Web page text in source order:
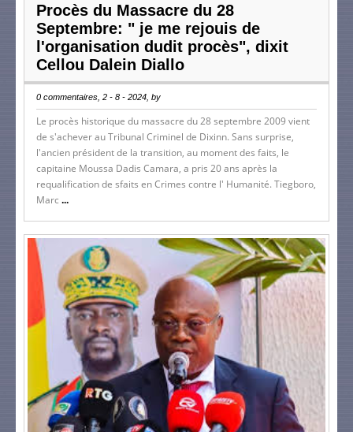
Procès du Massacre du 28
Septembre: " je me rejouis de
l'organisation dudit procès", dixit
Cellou Dalein Diallo
0 commentaires, 2 - 8 - 2024, by
Le procès historique du massacre du 28 septembre 2009 vient
de s'achever au Tribunal Criminel de Dixinn. Sans surprise,
l'ancien président de la transition, au moment des faits, le
capitaine Moussa Dadis Camara, a pris 20 ans après la
requalification de sfaits en Crimes contre l' Humanité. Tiegboro,
Marc ...